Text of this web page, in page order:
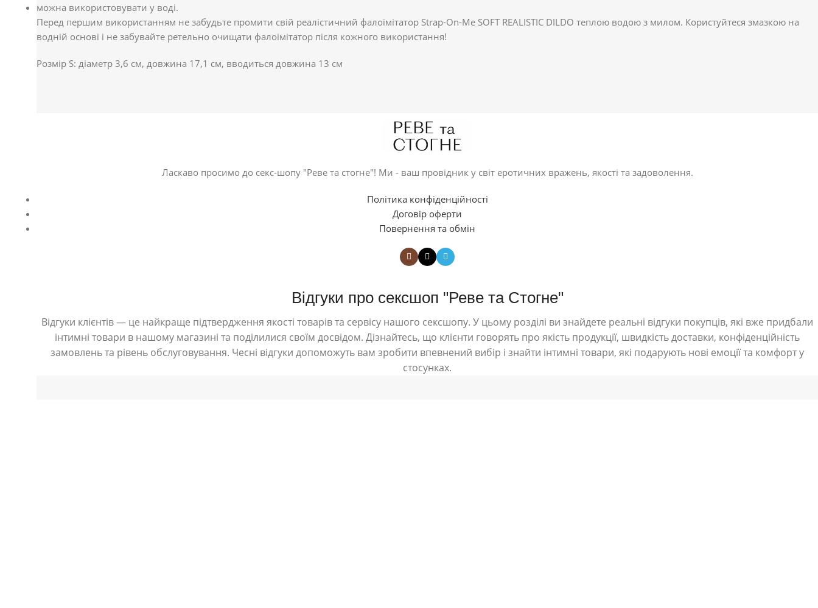
можна використовувати у воді.
Перед першим використанням не забудьте промити свій реалістичний фалоімітатор Strap-On-Me SOFT REALISTIC DILDO теплою водою з милом. Користуйтеся змазкою на
водній основі і не забувайте ретельно очищати фалоімітатор після кожного використання!
Розмір S: діаметр 3,6 см, довжина 17,1 см, вводиться довжина 13 см
Ласкаво просимо до секс-шопу "Реве та стогне"! Ми - ваш провідник у світ еротичних вражень, якості та задоволення.
Політика конфіденційності
Договір оферти
Повернення та обмін
Відгуки про сексшоп "Реве та Стогне"
Відгуки клієнтів — це найкраще підтвердження якості товарів та сервісу нашого сексшопу. У цьому розділі ви знайдете реальні відгуки покупців, які вже придбали
інтимні товари в нашому магазині та поділилися своїм досвідом. Дізнайтесь, що клієнти говорять про якість продукції, швидкість доставки, конфіденційність
замовлень та рівень обслуговування. Чесні відгуки допоможуть вам зробити впевнений вибір і знайти інтимні товари, які подарують нові емоції та комфорт у
стосунках.